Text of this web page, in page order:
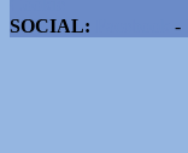
SOCIAL:
-